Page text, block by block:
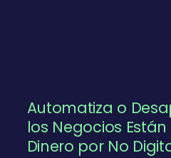
Automatiza o
los Negocios
Dinero por No